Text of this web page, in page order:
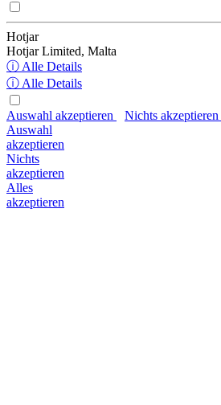
Hotjar
Hotjar Limited, Malta
ⓘ Alle Details
ⓘ Alle Details
Auswahl akzeptieren Nichts akzeptieren
Auswahl
akzeptieren
Nichts
akzeptieren
Alles
akzeptieren